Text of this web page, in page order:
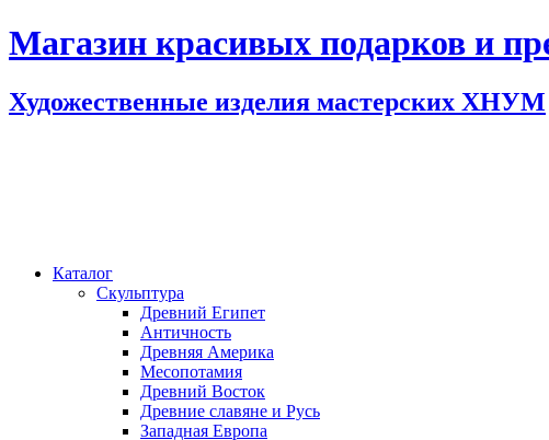
Магазин красивых подарков и
Художественные изделия мастерских ХНУМ
Каталог
Скульптура
Древний Египет
Античность
Древняя Америка
Месопотамия
Древний Восток
Древние славяне и Русь
Западная Европа